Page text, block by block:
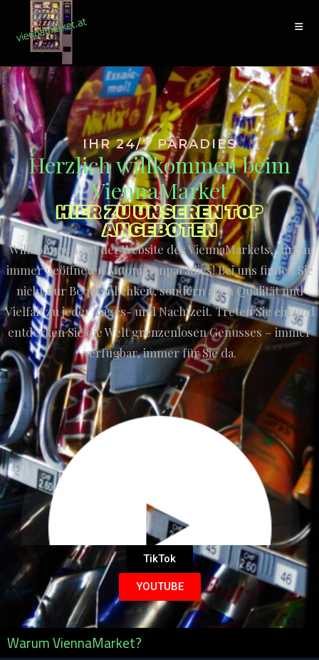
IHR 24/7 PARADIES
Herzlich willkommen beim
ViennaMarket
HIER ZU UNSEREN TOP
ANGEBOTEN
Willkommen auf der Website des ViennaMarkets, Ihrem
immer geöffneten Automatenparadies! Bei uns finden Sie
nicht nur Bequemlichkeit, sondern auch Qualität und
Vielfalt zu jeder Tages- und Nachtzeit. Treten Sie ein und
entdecken Sie die Welt grenzenlosen Genusses – immer
verfügbar, immer für Sie da.
TikTok
YOUTUBE
Warum ViennaMarket?